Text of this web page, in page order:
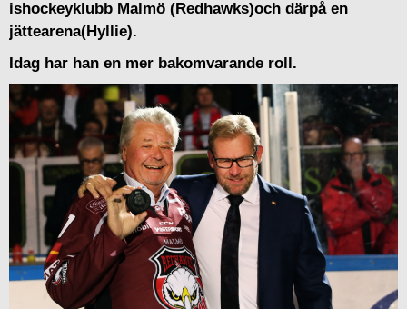
ishockeyklubb Malmö (Redhawks)och därpå en
jättearena(Hyllie).
Idag har han en mer bakomvarande roll.